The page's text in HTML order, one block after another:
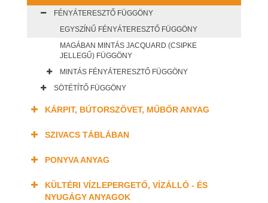
FÉNYÁTERESZTŐ FÜGGÖNY
EGYSZÍNŰ FÉNYÁTERESZTŐ FÜGGÖNY
MAGÁBAN MINTÁS JACQUARD (CSIPKE
JELLEGŰ) FÜGGÖNY
MINTÁS FÉNYÁTERESZTŐ FÜGGÖNY
SÖTÉTÍTŐ FÜGGÖNY
KÁRPIT, BÚTORSZÖVET, MŰBŐR ANYAG
SZIVACS TÁBLÁBAN
PONYVA ANYAG
KÜLTÉRI VÍZLEPERGETŐ, VÍZÁLLÓ - ÉS
NYUGÁGY ANYAGOK